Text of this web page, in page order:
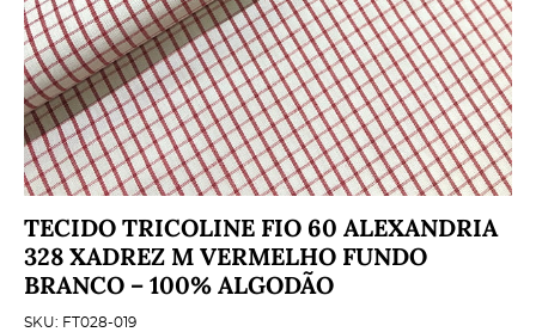
TECIDO TRICOLINE FIO 60 ALEXANDRIA
328 XADREZ M VERMELHO FUNDO
BRANCO – 100% ALGODÃO
SKU: FT028-019